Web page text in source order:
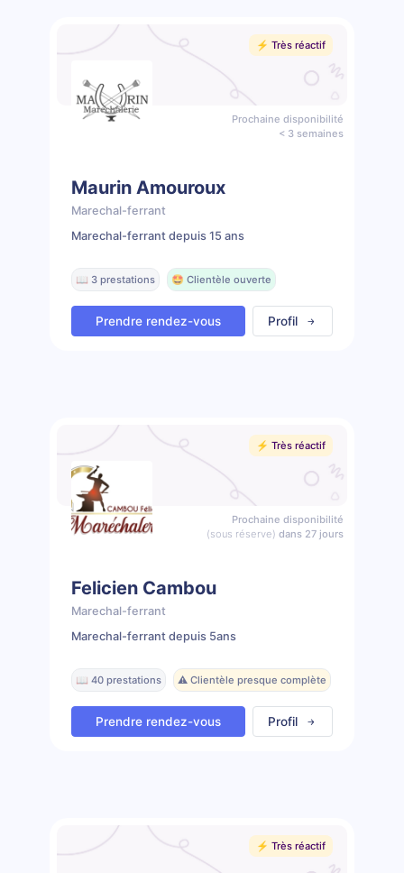
⚡️ Très réactif
Prochaine disponibilité
< 3 semaines
Maurin Amouroux
Marechal-ferrant
Marechal-ferrant depuis 15 ans
📖 3 prestations 🤩 Clientèle ouverte
Prendre rendez-vous Profil
⚡️ Très réactif
Prochaine disponibilité
(sous réserve) dans 27 jours
Felicien Cambou
Marechal-ferrant
Marechal-ferrant depuis 5ans
📖 40 prestations ⚠️ Clientèle presque complète
Prendre rendez-vous Profil
⚡️ Très réactif